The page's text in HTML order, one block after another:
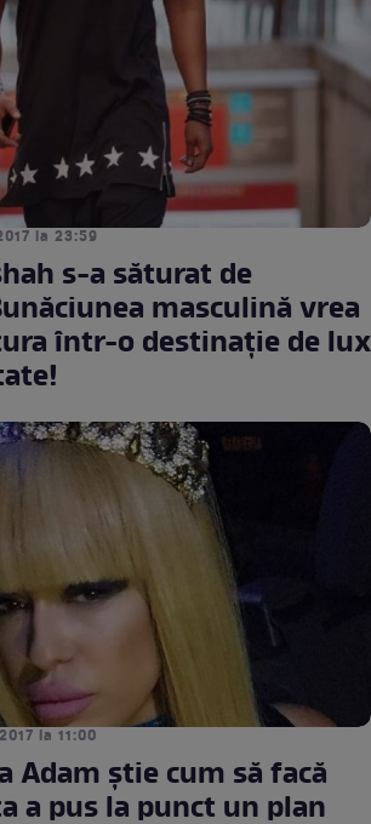
la 23:59
s-a săturat de
masculină vrea
într-o destinaţie de lux
la 11:00
Adam știe cum să facă
a pus la punct un plan